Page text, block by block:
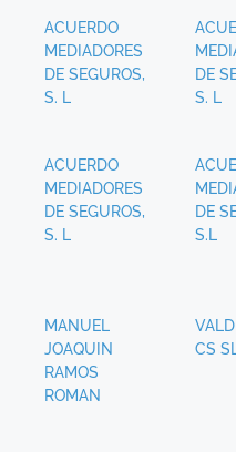
ACUERDO
MEDIADORES
DE SEGUROS,
S. L
DE
S. L
ACUERDO
MEDIADORES
DE SEGUROS,
S. L
DE
S.L
MANUEL
JOAQUIN
RAMOS
ROMAN
CS